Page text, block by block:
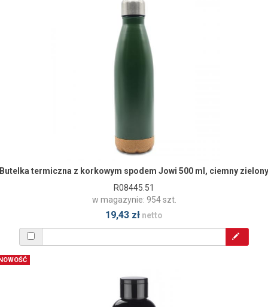
Butelka termiczna z korkowym spodem Jowi 500 ml, ciemny zielony
R08445.51
w magazynie: 954 szt.
19,43 zł netto